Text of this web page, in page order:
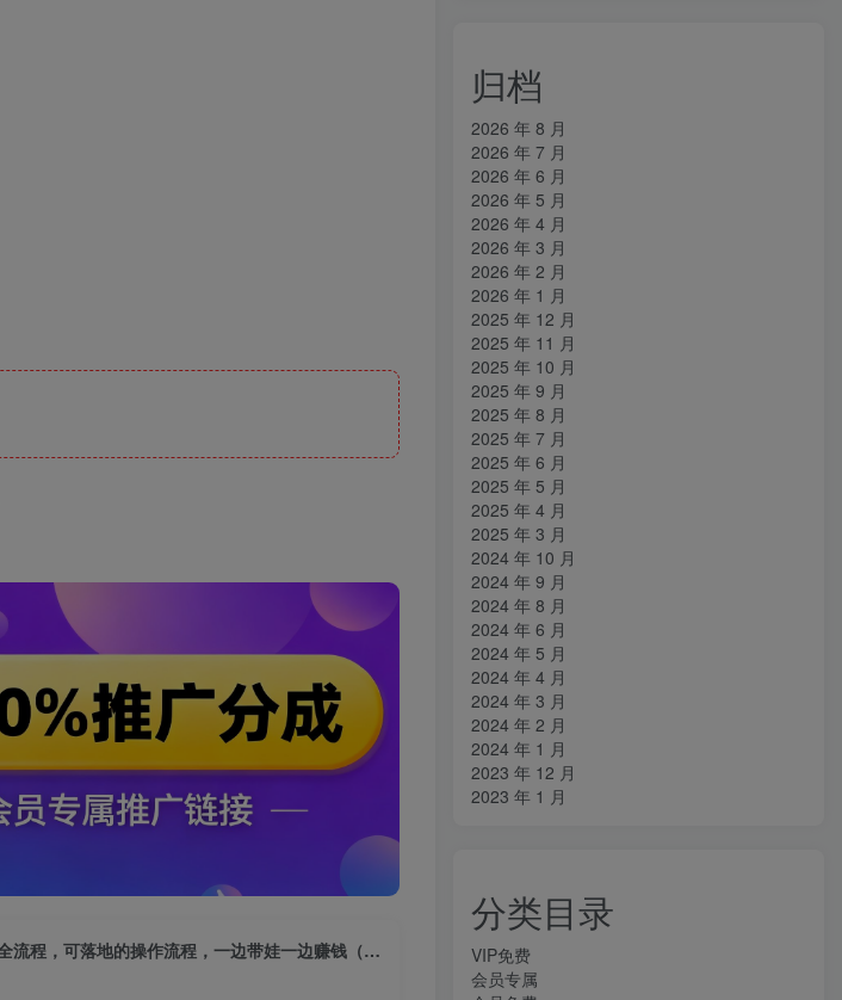
母婴带货实战营，母婴带货起号全流程，可落地的操作流程，一边带娃一边赚钱（附素材）
归档
2026 年 8 月
2026 年 7 月
2026 年 6 月
2026 年 5 月
2026 年 4 月
2026 年 3 月
2026 年 2 月
2026 年 1 月
2025 年 12 月
2025 年 11 月
2025 年 10 月
2025 年 9 月
2025 年 8 月
2025 年 7 月
2025 年 6 月
2025 年 5 月
2025 年 4 月
2025 年 3 月
2024 年 10 月
2024 年 9 月
2024 年 8 月
2024 年 6 月
2024 年 5 月
2024 年 4 月
2024 年 3 月
2024 年 2 月
2024 年 1 月
2023 年 12 月
2023 年 1 月
分类目录
VIP免费
会员专属